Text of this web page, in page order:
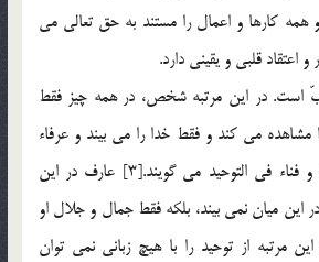
كارها و اعمال را مستند به حق تعالي مي
اعتقاد قلبي و يقيني دارد.
است. در اين مرتبه شخص، در همه چيز فقط
مي كند و فقط خدا را مي بيند و عرفاء
اين مرتبه را فناء في اللّه و فناء في التوحيد مي گويند.[3] عارف در اين
ميان نمي بيند، بلكه فقط جمال و جلال او
مرتبه از توحيد را با هيچ زباني نمي توان